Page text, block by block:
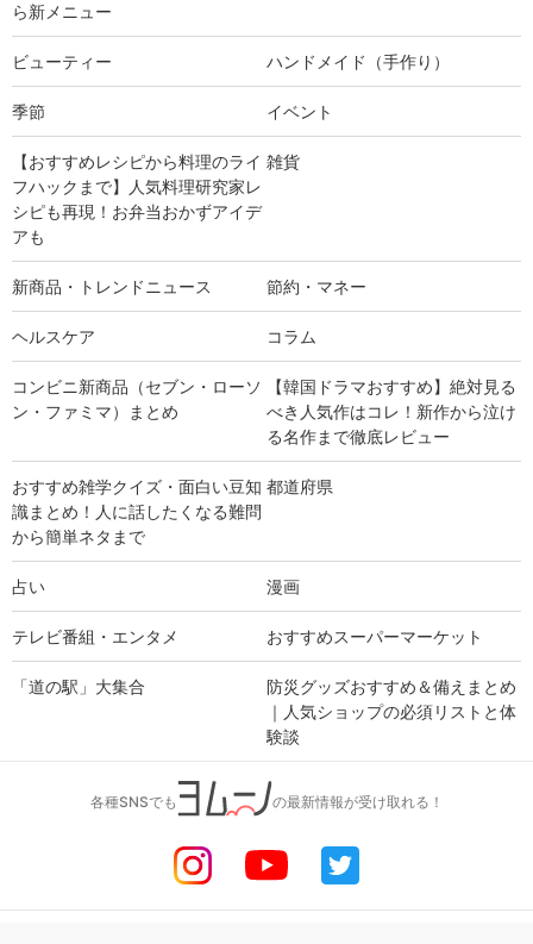
ら新メニュー
ビューティー ハンドメイド（手作り）
季節 イベント
【おすすめレシピから料理のライ
フハックまで】人気料理研究家レ
シピも再現！お弁当おかずアイデ
アも
雑貨
新商品・トレンドニュース 節約・マネー
ヘルスケア コラム
コンビニ新商品（セブン・ローソ
ン・ファミマ）まとめ
【韓国ドラマおすすめ】絶対見る
べき人気作はコレ！新作から泣け
る名作まで徹底レビュー
おすすめ雑学クイズ・面白い豆知
識まとめ！人に話したくなる難問
から簡単ネタまで
都道府県
占い 漫画
テレビ番組・エンタメ おすすめスーパーマーケット
「道の駅」大集合
防災グッズおすすめ＆備えまとめ
｜人気ショップの必須リストと体
験談
各種SNSでも の最新情報が受け取れる！